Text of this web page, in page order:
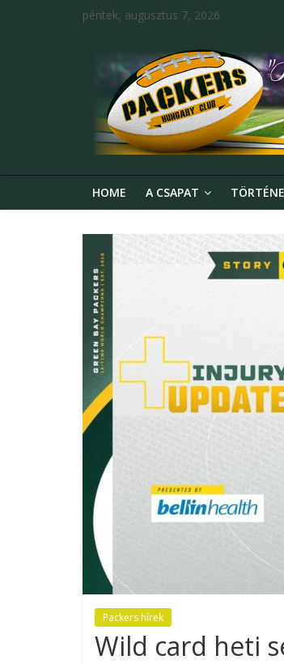
péntek, augusztus 7, 2026
HOME A CSAPAT
Packers hírek
Wild card heti